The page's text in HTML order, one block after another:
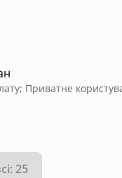
Приватне
25